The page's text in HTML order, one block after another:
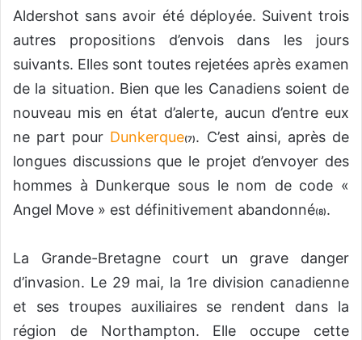
Aldershot sans avoir été déployée. Suivent trois
autres propositions d’envois dans les jours
suivants. Elles sont toutes rejetées après examen
de la situation. Bien que les Canadiens soient de
nouveau mis en état d’alerte, aucun d’entre eux
ne part pour Dunkerque(7). C’est ainsi, après de
longues discussions que le projet d’envoyer des
hommes à Dunkerque sous le nom de code «
Angel Move » est définitivement abandonné(8).
La Grande-Bretagne court un grave danger
d’invasion. Le 29 mai, la 1re division canadienne
et ses troupes auxiliaires se rendent dans la
région de Northampton. Elle occupe cette